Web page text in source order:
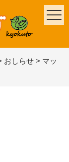
おしらせ > マッ